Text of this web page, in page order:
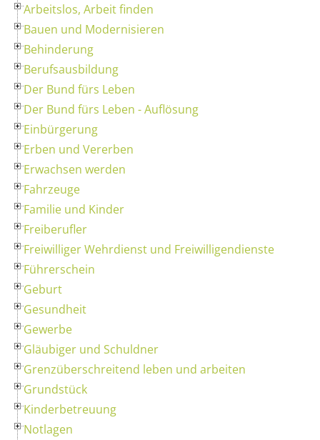
Arbeitslos, Arbeit finden
Bauen und Modernisieren
Behinderung
Berufsausbildung
Der Bund fürs Leben
Der Bund fürs Leben - Auflösung
Einbürgerung
Erben und Vererben
Erwachsen werden
Fahrzeuge
Familie und Kinder
Freiberufler
Freiwilliger Wehrdienst und Freiwilligendienste
Führerschein
Geburt
Gesundheit
Gewerbe
Gläubiger und Schuldner
Grenzüberschreitend leben und arbeiten
Grundstück
Kinderbetreuung
Notlagen